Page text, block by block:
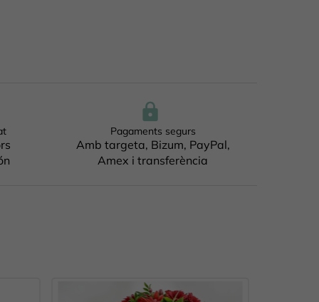
Pagaments segurs
Amb targeta, Bizum, PayPal,
Amex i transferència
SENSE ESTOC